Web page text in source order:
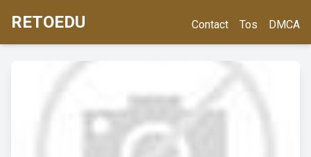
RETOEDU Contact Tos DMCA